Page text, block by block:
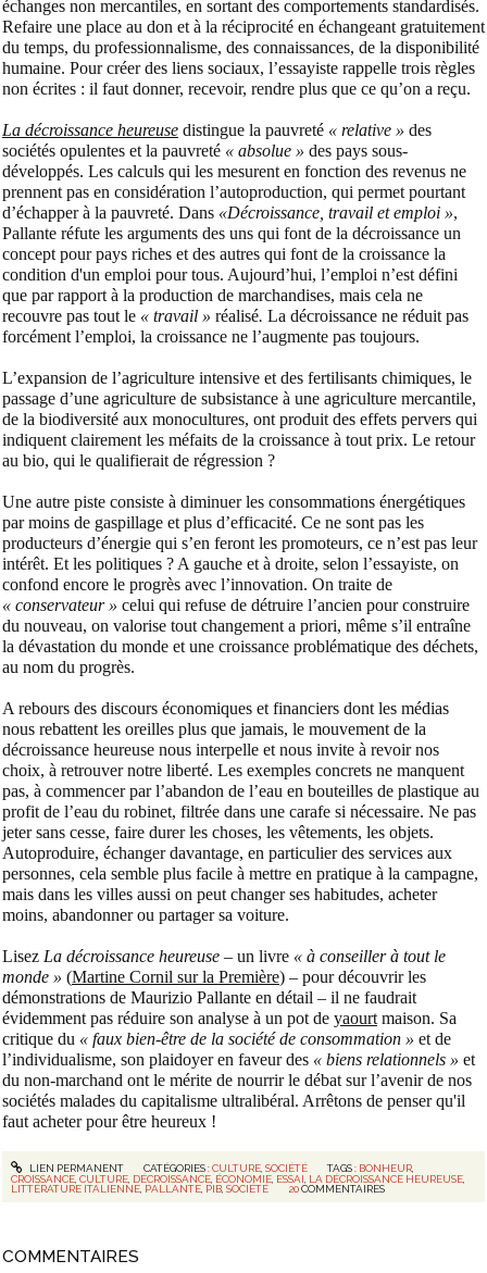
échanges non mercantiles, en sortant des comportements standardisés.
Refaire une place au don et à la réciprocité en échangeant gratuitement
du temps, du professionnalisme, des connaissances, de la disponibilité
humaine. Pour créer des liens sociaux, l’essayiste rappelle trois règles
non écrites : il faut donner, recevoir, rendre plus que ce qu’on a reçu.
La décroissance heureuse distingue la pauvreté « relative » des
sociétés opulentes et la pauvreté « absolue » des pays sous-
développés. Les calculs qui les mesurent en fonction des revenus ne
prennent pas en considération l’autoproduction, qui permet pourtant
d’échapper à la pauvreté. Dans «Décroissance, travail et emploi »,
Pallante réfute les arguments des uns qui font de la décroissance un
concept pour pays riches et des autres qui font de la croissance la
condition d'un emploi pour tous. Aujourd’hui, l’emploi n’est défini
que par rapport à la production de marchandises, mais cela ne
recouvre pas tout le « travail » réalisé. La décroissance ne réduit pas
forcément l’emploi, la croissance ne l’augmente pas toujours.
L’expansion de l’agriculture intensive et des fertilisants chimiques, le
passage d’une agriculture de subsistance à une agriculture mercantile,
de la biodiversité aux monocultures, ont produit des effets pervers qui
indiquent clairement les méfaits de la croissance à tout prix. Le retour
au bio, qui le qualifierait de régression ?
Une autre piste consiste à diminuer les consommations énergétiques
par moins de gaspillage et plus d’efficacité. Ce ne sont pas les
producteurs d’énergie qui s’en feront les promoteurs, ce n’est pas leur
intérêt. Et les politiques ? A gauche et à droite, selon l’essayiste, on
confond encore le progrès avec l’innovation. On traite de
« conservateur » celui qui refuse de détruire l’ancien pour construire
du nouveau, on valorise tout changement a priori, même s’il entraîne
la dévastation du monde et une croissance problématique des déchets,
au nom du progrès.
A rebours des discours économiques et financiers dont les médias
nous rebattent les oreilles plus que jamais, le mouvement de la
décroissance heureuse nous interpelle et nous invite à revoir nos
choix, à retrouver notre liberté. Les exemples concrets ne manquent
pas, à commencer par l’abandon de l’eau en bouteilles de plastique au
profit de l’eau du robinet, filtrée dans une carafe si nécessaire. Ne pas
jeter sans cesse, faire durer les choses, les vêtements, les objets.
Autoproduire, échanger davantage, en particulier des services aux
personnes, cela semble plus facile à mettre en pratique à la campagne,
mais dans les villes aussi on peut changer ses habitudes, acheter
moins, abandonner ou partager sa voiture.
Lisez La décroissance heureuse – un livre « à conseiller à tout le
monde » (Martine Cornil sur la Première) – pour découvrir les
démonstrations de Maurizio Pallante en détail – il ne faudrait
évidemment pas réduire son analyse à un pot de yaourt maison. Sa
critique du « faux bien-être de la société de consommation » et de
l’individualisme, son plaidoyer en faveur des « biens relationnels » et
du non-marchand ont le mérite de nourrir le débat sur l’avenir de nos
sociétés malades du capitalisme ultralibéral. Arrêtons de penser qu'il
faut acheter pour être heureux !
LIEN PERMANENT CATÉGORIES :CULTURE, SOCIÉTÉ TAGS : BONHEUR
CROISSANCE ,CULTURE DÉCROISSANCE ÉCONOMIE ESSAI LA DÉCROISSANCE HEUREUSE
LITTÉRATURE ITALIENNE PALLANTE PIB ,SOCIÉTÉ 20 COMMENTAIRES
COMMENTAIRES